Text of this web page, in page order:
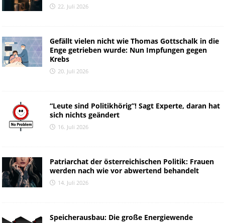
22. Juli 2026
Gefällt vielen nicht wie Thomas Gottschalk in die
Enge getrieben wurde: Nun Impfungen gegen
Krebs
20. Juli 2026
“Leute sind Politikhörig”! Sagt Experte, daran hat
sich nichts geändert
16. Juli 2026
Patriarchat der österreichischen Politik: Frauen
werden nach wie vor abwertend behandelt
14. Juli 2026
Speicherausbau: Die große Energiewende